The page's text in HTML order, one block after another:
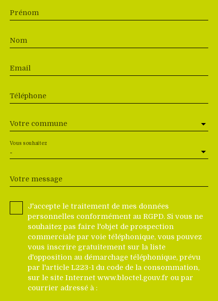
Prénom
Nom
Email
Téléphone
Votre commune
-
Vous souhaitez
Votre message
J'accepte le traitement de mes données
personnelles conformément au RGPD. Si vous ne
souhaitez pas faire l'objet de prospection
commerciale par voie téléphonique, vous pouvez
vous inscrire gratuitement sur la liste
d'opposition au démarchage téléphonique, prévu
par l'article L223-1 du code de la consommation,
sur le site Internet www.bloctel.gouv.fr ou par
courrier adressé à :